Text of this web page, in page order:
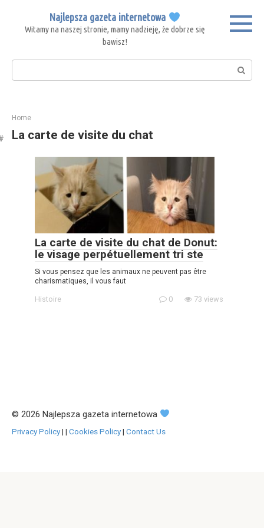
content
Najlepsza gazeta internetowa
Witamy na naszej stronie, mamy nadzieję, że dobrze się
bawisz!
Search:
Home
La carte de visite du chat
La carte de visite du chat de Donut:
le visage perpétuellement tri ste
Si vous pensez que les animaux ne peuvent pas être
charismatiques, il vous faut
Histoire 0 73 views
© 2026 Najlepsza gazeta internetowa
Privacy Policy| | Cookies Policy| Contact Us